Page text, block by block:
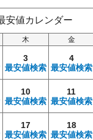
安値カレンダー
木 金
3
最安値検索
4
最安値検索
10
最安値検索
11
最安値検索
17
最安値検索
18
最安値検索